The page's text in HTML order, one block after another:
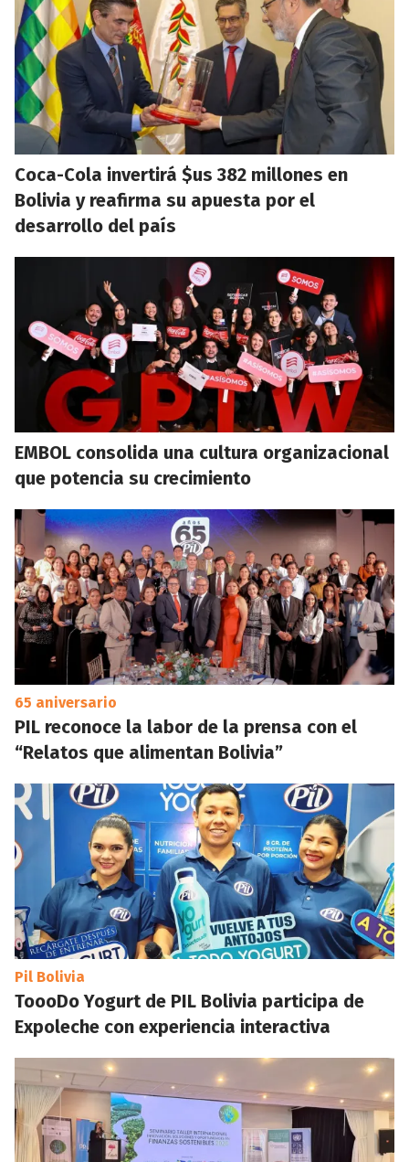
Coca-Cola invertirá $us 382 millones en
Bolivia y reafirma su apuesta por el
desarrollo del país
EMBOL consolida una cultura organizacional
que potencia su crecimiento
65 aniversario
PIL reconoce la labor de la prensa con el
“Relatos que alimentan Bolivia”
Pil Bolivia
ToooDo Yogurt de PIL Bolivia participa de
Expoleche con experiencia interactiva